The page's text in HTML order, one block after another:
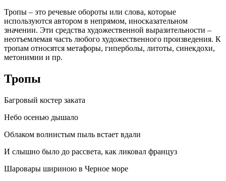
Тропы – это речевые обороты или слова, которые
используются автором в непрямом, иносказательном
значении. Эти средства художественной выразительности –
неотъемлемая часть любого художественного произведения. К
тропам относятся метафоры, гиперболы, литоты, синекдохи,
метонимии и пр.
Тропы
Багровый костер заката
Небо осенью дышало
Облаком волнистым пыль встает вдали
И слышно было до рассвета, как ликовал француз
Шаровары шириною в Черное море